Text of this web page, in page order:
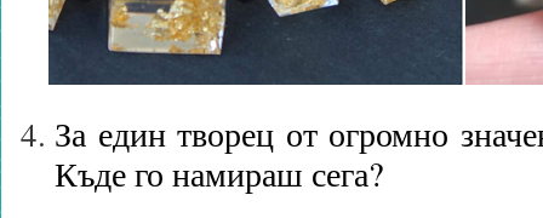
За един творец от огромно
Къде го намираш сега?